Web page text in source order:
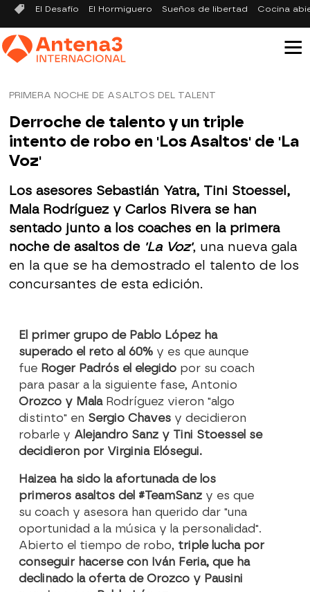
El Desafío El Hormiguero Sueños de libertad Cocina
PRIMERA NOCHE DE ASALTOS DEL TALENT
Derroche de talento y un triple
intento de robo en 'Los Asaltos' de 'La
Voz'
Los asesores Sebastián Yatra, Tini Stoessel,
Mala Rodríguez y Carlos Rivera se han
sentado junto a los coaches en la primera
noche de asaltos de 'La Voz', una nueva gala
en la que se ha demostrado el talento de los
concursantes de esta edición.
El primer grupo de Pablo López ha
superado el reto al 60% y es que aunque
fue Roger Padrós el elegido por su coach
para pasar a la siguiente fase, Antonio
Orozco y Mala Rodríguez vieron "algo
distinto" en Sergio Chaves y decidieron
robarle y Alejandro Sanz y Tini Stoessel se
decidieron por Virginia Elósegui.
Haizea ha sido la afortunada de los
primeros asaltos del #TeamSanz y es que
su coach y asesora han querido dar "una
oportunidad a la música y la personalidad".
Abierto el tiempo de robo, triple lucha por
conseguir hacerse con Iván Feria, que ha
declinado la oferta de Orozco y Pausini